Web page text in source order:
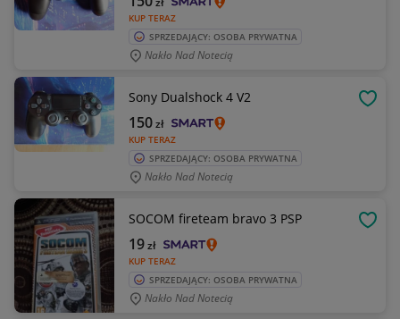
KUP TERAZ
SPRZEDAJĄCY: OSOBA PRYWATNA
Nakło Nad Notecią
Sony Dualshock 4 V2
KUP TERAZ
150zł
SPRZEDAJĄCY: OSOBA PRYWATNA
Nakło Nad Notecią
SOCOM fireteam bravo 3 PSP
KUP TERAZ
19zł
SPRZEDAJĄCY: OSOBA PRYWATNA
Nakło Nad Notecią